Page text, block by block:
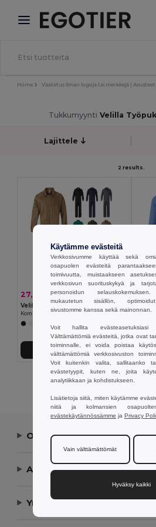
× Egotier-sovellus
Paremmat hinnat appissa!
Home Vaatetus ilman logoja tai merkkejä | Asusteet
Tukkumyynti Velilla
Lajittele
2 results.
27,97 €43,21 € -35%
Velilla 36086
Kombinezon iz sukna (200 g/m²), iz bombaža (35 %) in poliestra (65 %)
+7 Värit
19,24
Näytetään Kaikki
Ota yhteyttä
Anna meidän auttaa
Yrityksemme
Käytämme evästeitä
Verkkosivumme käyttää sekä
osapuolen evästeitä
toimivuutta, muistaakseen
verkkosivun suorituskykyä ja
personoidun
mukautetun sisällön,
sivustomme kanssa sekä mainonnan.
Voit hallita evästeasetuksiasi
Välttämättömiä evästeitä, jotka ovat
toiminnalle, ei voida poistaa
välttämättömiä verkkosivuston
Voit kuitenkin valita, sallitaanko
evästetyypit, kuten ne, joita
analytiikkaan ja kohdistukseen.
Lisätietoja siitä, miten käytämme
niitä ja kolmansien
evästekäytännössämme ja Privacy
Vain välttämättömät
Hyväksy kaikki